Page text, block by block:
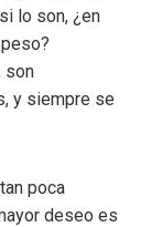
lo son, ¿en
son
y siempre se
poca
deseo es